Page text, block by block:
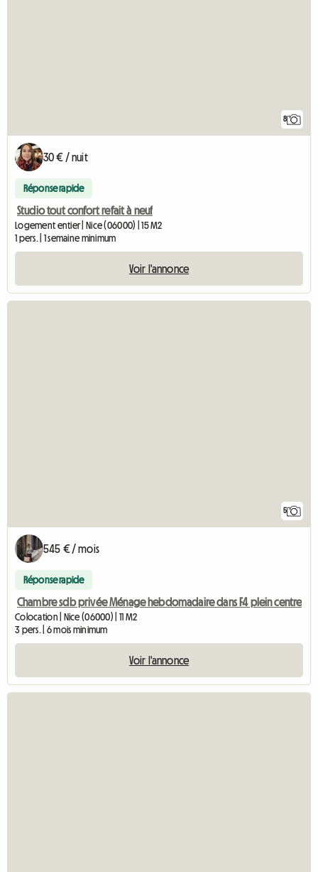
8
30 € / nuit
Réponse rapide
Studio tout confort refait à neuf
Logement entier | Nice (06000) | 15 M2
1 pers. | 1 semaine minimum
Voir l'annonce
5
545 € / mois
Réponse rapide
Chambre sdb privée Ménage hebdomadaire dans F4 plein centre
Colocation | Nice (06000) | 11 M2
3 pers. | 6 mois minimum
Voir l'annonce